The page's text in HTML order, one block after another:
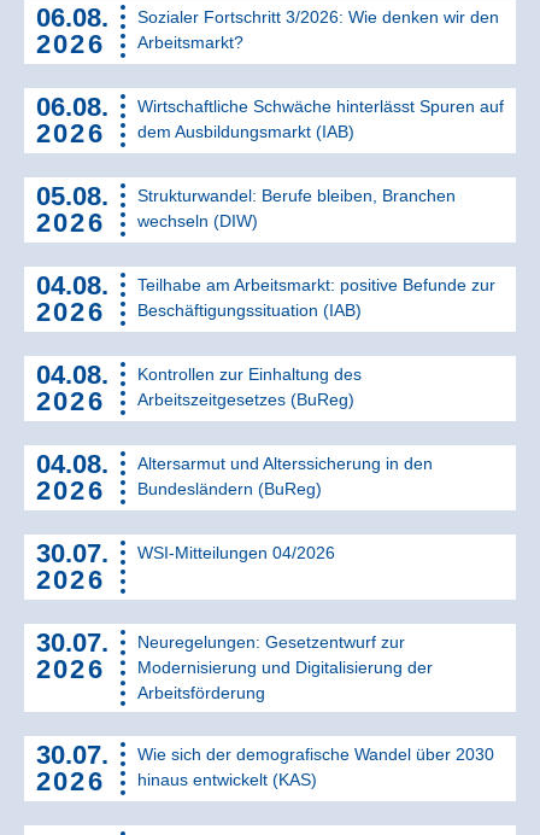
06.08.
2026
Sozialer Fortschritt 3/2026: Wie denken wir den
Arbeitsmarkt?
06.08.
2026
Wirtschaftliche Schwäche hinterlässt Spuren auf
dem Ausbildungsmarkt (IAB)
05.08.
2026
Strukturwandel: Berufe bleiben, Branchen
wechseln (DIW)
04.08.
2026
Teilhabe am Arbeitsmarkt: positive Befunde zur
Beschäftigungssituation (IAB)
04.08.
2026
Kontrollen zur Einhaltung des
Arbeitszeitgesetzes (BuReg)
04.08.
2026
Altersarmut und Alterssicherung in den
Bundesländern (BuReg)
30.07.
2026
WSI-Mitteilungen 04/2026
30.07.
2026
Neuregelungen: Gesetzentwurf zur
Modernisierung und Digitalisierung der
Arbeitsförderung
30.07.
2026
Wie sich der demografische Wandel über 2030
hinaus entwickelt (KAS)